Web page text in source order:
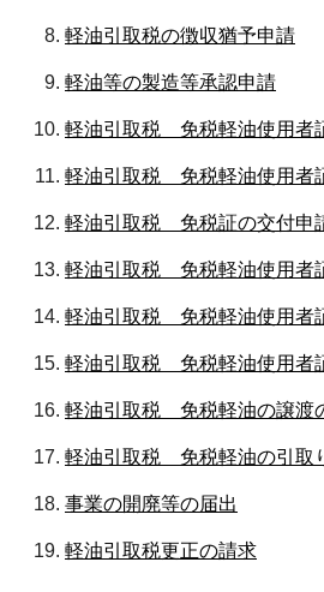
軽油引取税の徴収猶予申請
軽油等の製造等承認申請
軽油引取税 免税軽油使用者
軽油引取税 免税軽油使用者
軽油引取税 免税証の交付申
軽油引取税 免税軽油使用者
軽油引取税 免税軽油使用者
軽油引取税 免税軽油使用者
軽油引取税 免税軽油の譲渡
軽油引取税 免税軽油の引取
事業の開廃等の届出
軽油引取税更正の請求